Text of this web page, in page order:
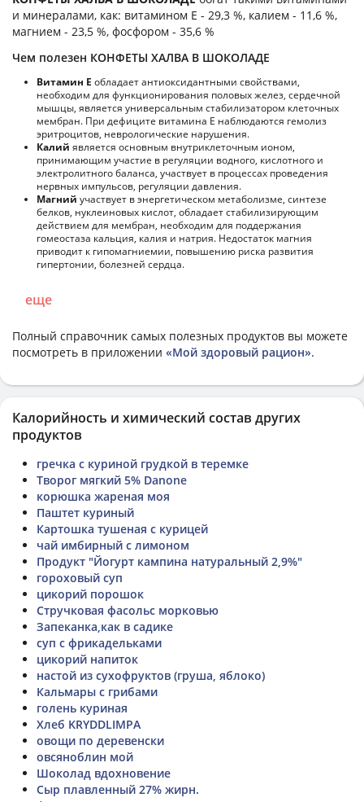
и минералами, как: витамином E - 29,3 %, калием - 11,6 %,
магнием - 23,5 %, фосфором - 35,6 %
Чем полезен КОНФЕТЫ ХАЛВА В ШОКОЛАДЕ
Витамин Е обладает антиоксидантными свойствами,
необходим для функционирования половых желез, сердечной
мышцы, является универсальным стабилизатором клеточных
мембран. При дефиците витамина Е наблюдаются гемолиз
эритроцитов, неврологические нарушения.
Калий является основным внутриклеточным ионом,
принимающим участие в регуляции водного, кислотного и
электролитного баланса, участвует в процессах проведения
нервных импульсов, регуляции давления.
Магний участвует в энергетическом метаболизме, синтезе
белков, нуклеиновых кислот, обладает стабилизирующим
действием для мембран, необходим для поддержания
гомеостаза кальция, калия и натрия. Недостаток магния
приводит к гипомагниемии, повышению риска развития
гипертонии, болезней сердца.
еще
Полный справочник самых полезных продуктов вы можете
посмотреть в приложении «Мой здоровый рацион».
Калорийность и химический состав других
продуктов
гречка с куриной грудкой в теремке
Творог мягкий 5% Danone
корюшка жареная моя
Паштет куриный
Картошка тушеная с курицей
чай имбирный с лимоном
Продукт "Йогурт кампина натуральный 2,9%"
гороховый суп
цикорий порошок
Стручковая фасольс морковью
Запеканка,как в садике
суп с фрикадельками
цикорий напиток
настой из сухофруктов (груша, яблоко)
Кальмары с грибами
голень куриная
Хлеб KRYDDLIMPA
овощи по деревенски
овсяноблин мой
Шоколад вдохновение
Сыр плавленный 27% жирн.